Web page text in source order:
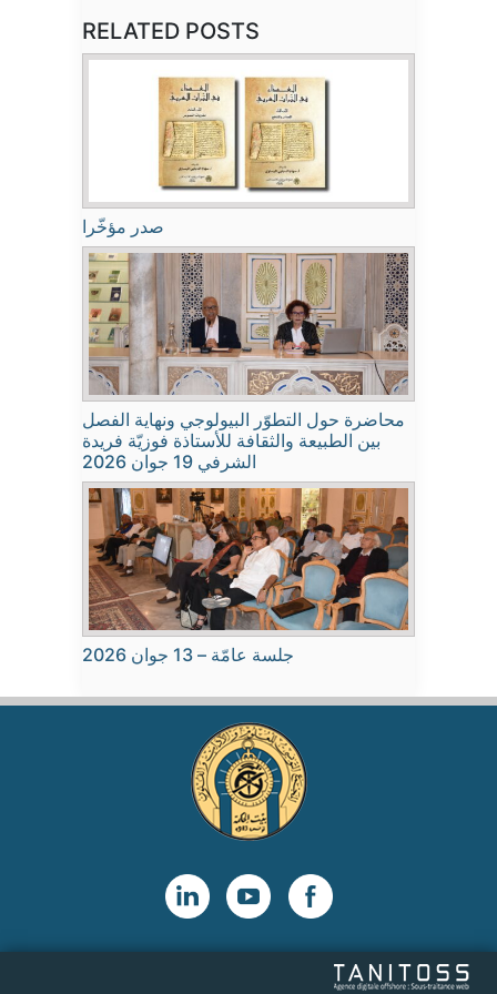
RELATED POSTS
صدر مؤخّرا
محاضرة حول التطوّر البيولوجي ونهاية الفصل
بين الطبيعة والثقافة للأستاذة فوزيّة فريدة
الشرفي 19 جوان 2026
جلسة عامّة – 13 جوان 2026